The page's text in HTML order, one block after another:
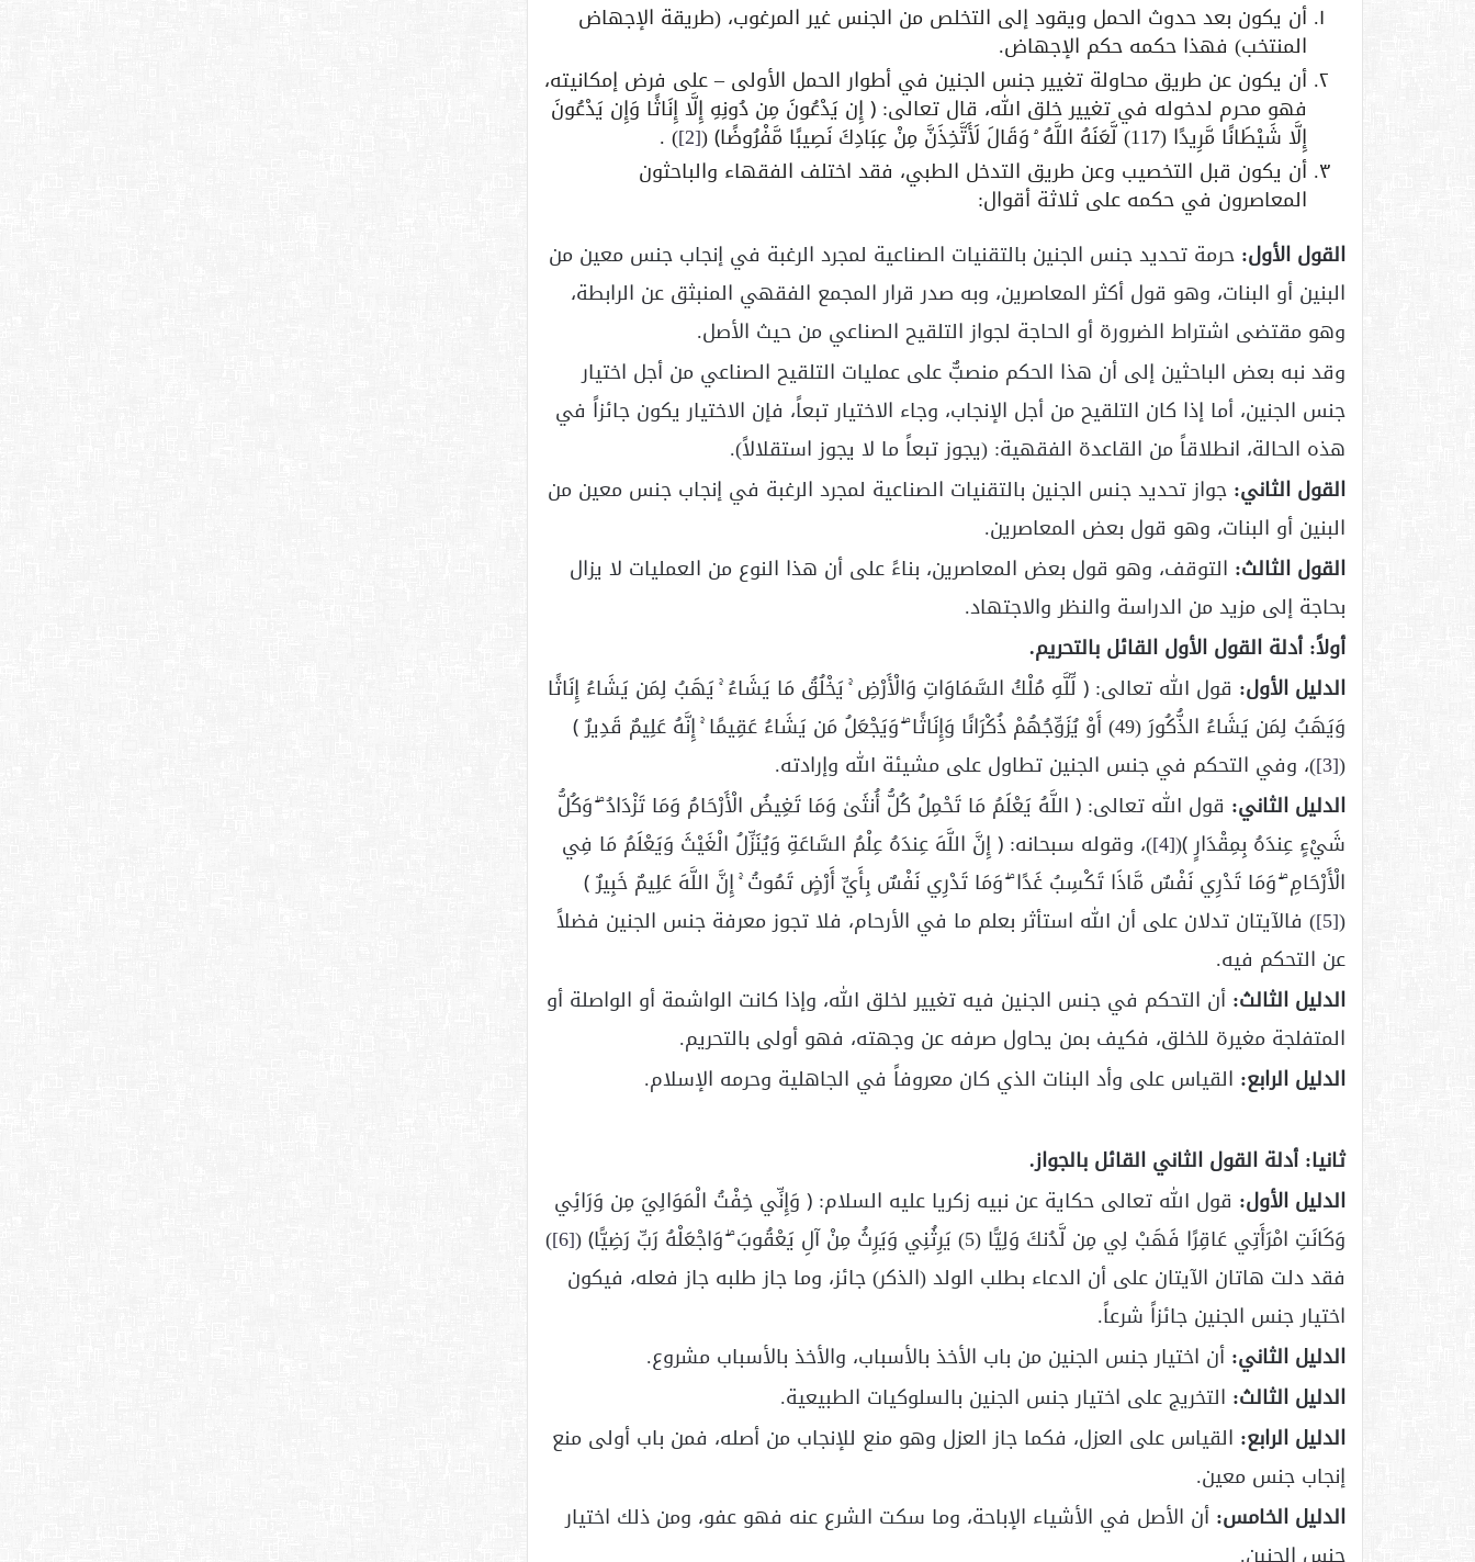
أن يكون بعد حدوث الحمل ويقود إلى التخلص من الجنس غير المرغوب، (طريقة الإجهاض
المنتخب) فهذا حكمه حكم الإجهاض.
أن يكون عن طريق محاولة تغيير جنس الجنين في أطوار الحمل الأولى – على فرض إمكانيته،
فهو محرم لدخوله في تغيير خلق الله، قال تعالى: ﴿ إِن يَدْعُونَ مِن دُونِهِ إِلَّا إِنَاثًا وَإِن يَدْعُونَ
إِلَّا شَيْطَانًا مَّرِيدًا (117) لَّعَنَهُ اللَّهُ ۘ وَقَالَ لَأَتَّخِذَنَّ مِنْ عِبَادِكَ نَصِيبًا مَّفْرُوضًا﴾ ( [2]
) .
أن يكون قبل التخصيب وعن طريق التدخل الطبي، فقد اختلف الفقهاء والباحثون
المعاصرون في حكمه على ثلاثة أقوال:
القول الأول: حرمة تحديد جنس الجنين بالتقنيات الصناعية لمجرد الرغبة في إنجاب جنس معين من
البنين أو البنات، وهو قول أكثر المعاصرين، وبه صدر قرار المجمع الفقهي المنبثق عن الرابطة،
وهو مقتضى اشتراط الضرورة أو الحاجة لجواز التلقيح الصناعي من حيث الأصل.
وقد نبه بعض الباحثين إلى أن هذا الحكم منصبٌّ على عمليات التلقيح الصناعي من أجل اختيار
جنس الجنين، أما إذا كان التلقيح من أجل الإنجاب، وجاء الاختيار تبعاً، فإن الاختيار يكون جائزاً في
هذه الحالة، انطلاقاً من القاعدة الفقهية: (يجوز تبعاً ما لا يجوز استقلالاً).
القول الثاني: جواز تحديد جنس الجنين بالتقنيات الصناعية لمجرد الرغبة في إنجاب جنس معين من
البنين أو البنات، وهو قول بعض المعاصرين.
القول الثالث: التوقف، وهو قول بعض المعاصرين، بناءً على أن هذا النوع من العمليات لا يزال
بحاجة إلى مزيد من الدراسة والنظر والاجتهاد.
أولاً: أدلة القول الأول القائل بالتحريم.
الدليل الأول: قول الله تعالى: ﴿ لِّلَّهِ مُلْكُ السَّمَاوَاتِ وَالْأَرْضِ ۚ يَخْلُقُ مَا يَشَاءُ ۚ يَهَبُ لِمَن يَشَاءُ إِنَاثًا
وَيَهَبُ لِمَن يَشَاءُ الذُّكُورَ (49) أَوْ يُزَوِّجُهُمْ ذُكْرَانًا وَإِنَاثًا ۖ وَيَجْعَلُ مَن يَشَاءُ عَقِيمًا ۚ إِنَّهُ عَلِيمٌ قَدِيرٌ ﴾
(
[3] )، وفي التحكم في جنس الجنين تطاول على مشيئة الله وإرادته.
الدليل الثاني: قول الله تعالى: ﴿ اللَّهُ يَعْلَمُ مَا تَحْمِلُ كُلُّ أُنثَىٰ وَمَا تَغِيضُ الْأَرْحَامُ وَمَا تَزْدَادُ ۖ وَكُلُّ
شَيْءٍ عِندَهُ بِمِقْدَارٍ ﴾([4] )، وقوله سبحانه: ﴿ إِنَّ اللَّهَ عِندَهُ عِلْمُ السَّاعَةِ وَيُنَزِّلُ الْغَيْثَ وَيَعْلَمُ مَا فِي
الْأَرْحَامِ ۖ وَمَا تَدْرِي نَفْسٌ مَّاذَا تَكْسِبُ غَدًا ۖ وَمَا تَدْرِي نَفْسٌ بِأَيِّ أَرْضٍ تَمُوتُ ۚ إِنَّ اللَّهَ عَلِيمٌ خَبِيرٌ ﴾
(
[5] ) فالآيتان تدلان على أن الله استأثر بعلم ما في الأرحام، فلا تجوز معرفة جنس الجنين فضلاً
عن التحكم فيه.
الدليل الثالث: أن التحكم في جنس الجنين فيه تغيير لخلق الله، وإذا كانت الواشمة أو الواصلة أو
المتفلجة مغيرة للخلق، فكيف بمن يحاول صرفه عن وجهته، فهو أولى بالتحريم.
الدليل الرابع: القياس على وأد البنات الذي كان معروفاً في الجاهلية وحرمه الإسلام.
ثانيا: أدلة القول الثاني القائل بالجواز.
الدليل الأول: قول الله تعالى حكاية عن نبيه زكريا عليه السلام: ﴿ وَإِنِّي خِفْتُ الْمَوَالِيَ مِن وَرَائِي
وَكَانَتِ امْرَأَتِي عَاقِرًا فَهَبْ لِي مِن لَّدُنكَ وَلِيًّا (5) يَرِثُنِي وَيَرِثُ مِنْ آلِ يَعْقُوبَ ۖ وَاجْعَلْهُ رَبِّ رَضِيًّا﴾ (
[6]
)
فقد دلت هاتان الآيتان على أن الدعاء بطلب الولد (الذكر) جائز، وما جاز طلبه جاز فعله، فيكون
اختيار جنس الجنين جائزاً شرعاً.
الدليل الثاني: أن اختيار جنس الجنين من باب الأخذ بالأسباب، والأخذ بالأسباب مشروع.
الدليل الثالث: التخريج على اختيار جنس الجنين بالسلوكيات الطبيعية.
الدليل الرابع: القياس على العزل، فكما جاز العزل وهو منع للإنجاب من أصله، فمن باب أولى منع
إنجاب جنس معين.
الدليل الخامس: أن الأصل في الأشياء الإباحة، وما سكت الشرع عنه فهو عفو، ومن ذلك اختيار